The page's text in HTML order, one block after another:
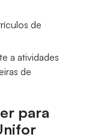
de
a atividades
de
para